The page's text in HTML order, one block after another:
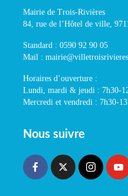
Mairie de Trois-Rivières
84, rue de l’Hôtel de ville,
Standard : 0590 92 90 05
Mail :
Horaires d’ouverture :
Lundi, mardi & jeudi : 7h30-
Mercredi et vendredi : 7h30-
Nous suivre